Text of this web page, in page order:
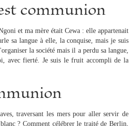
communion
et ma mère était Cewa : elle appartenait
sa langue à elle, la conquise, mais je suis
la société mais il a perdu sa langue,
avec fierté. Je suis le fruit accompli de la
traversant les mers pour aller servir de
? Comment célébrer le traité de Berlin,